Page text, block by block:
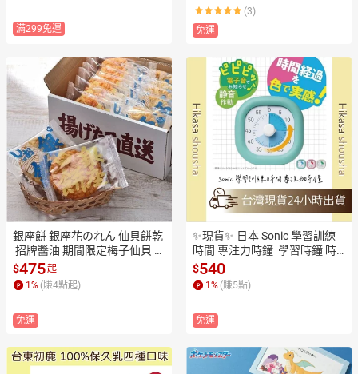
滿299免運
(3)
免運
銀座餅 銀座花のれん 仙貝餅乾
招牌醬油 期間限定梅子仙貝 鹽
仙貝
$475起
1% (賺4點起)
免運
✨現貨✨ 日本 Sonic 學習訓練
時間 專注力時鐘  學習時鐘 時
鐘計時器  計時器 吃飯訓練
$540
1% (賺5點)
免運